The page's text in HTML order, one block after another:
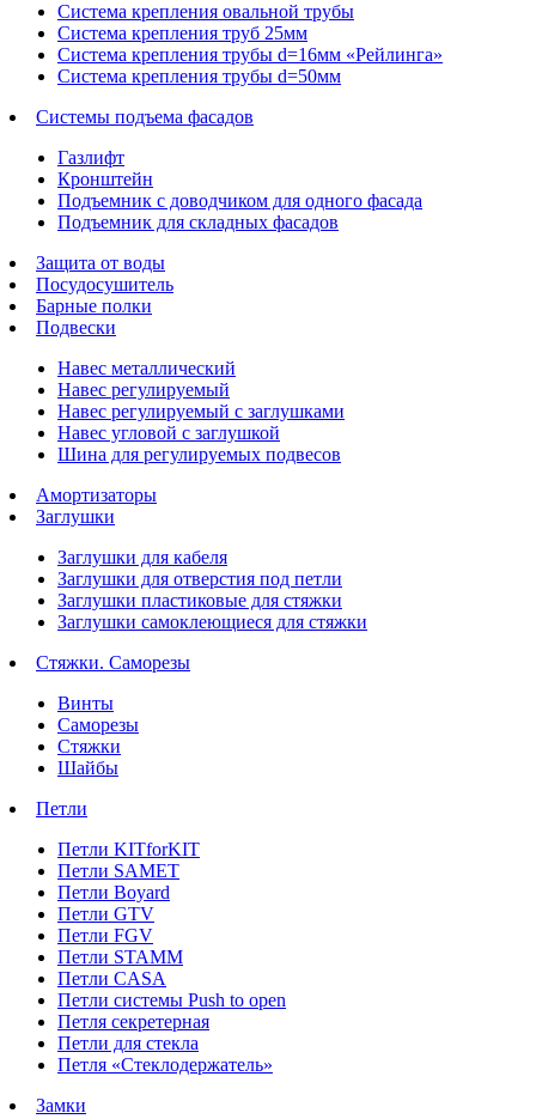
Система крепления овальной трубы
Система крепления труб 25мм
Система крепления трубы d=16мм «Рейлинга»
Система крепления трубы d=50мм
Системы подъема фасадов
Газлифт
Кронштейн
Подъемник с доводчиком для одного фасада
Подъемник для складных фасадов
Защита от воды
Посудосушитель
Барные полки
Подвески
Навес металлический
Навес регулируемый
Навес регулируемый с заглушками
Навес угловой с заглушкой
Шина для регулируемых подвесов
Амортизаторы
Заглушки
Заглушки для кабеля
Заглушки для отверстия под петли
Заглушки пластиковые для стяжки
Заглушки самоклеющиеся для стяжки
Стяжки. Саморезы
Винты
Саморезы
Стяжки
Шайбы
Петли
Петли KITforKIT
Петли SAMET
Петли Boyard
Петли GTV
Петли FGV
Петли STAMM
Петли CASA
Петли системы Push to open
Петля секретерная
Петли для стекла
Петля «Стеклодержатель»
Замки